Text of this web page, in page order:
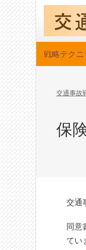
戦略テクニ
交通事故
保
交通
同意
てい